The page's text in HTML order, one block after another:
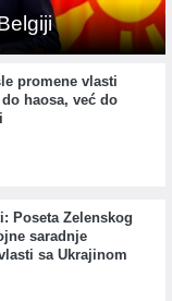
promene vlasti
haosa, već do
Poseta Zelenskog
saradnje
sa Ukrajinom